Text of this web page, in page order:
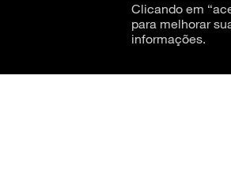
CNPJ: 62.520.218/0001-24Razão social: Museu de Arte Moderna
Clicando em
para melhorar
informações.